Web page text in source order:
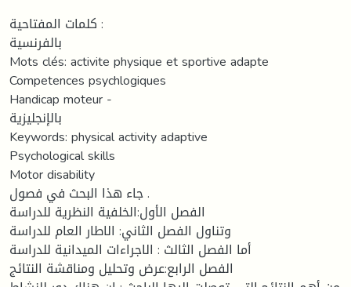
كلمات المفتاحية :
بالفرنسية
Mots clés: activite physique et sportive adapte
Competences psychlogiques
Handicap moteur -
بالإنجليزية
Keywords: physical activity adaptive
Psychological skills
Motor disability
جاء هذا البحث في فصول .
الفصل الأول:الخلفية النظرية للدراسة
وتناول الفصل الثاني: الاطار العام للدراسة
أما الفصل الثالث : الاجراءات الميدانية للدراسة
الفصل الرابع:عرض وتحليل ومناقشة النتائج